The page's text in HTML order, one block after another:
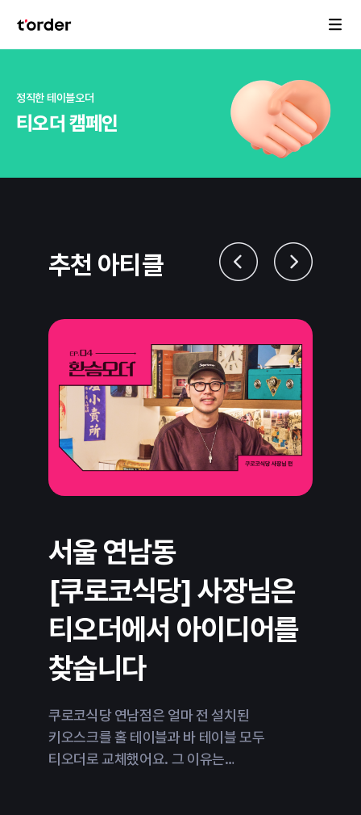
정직한 테이블오더
티오더 캠페인
추천 아티클
서울 연남동
[쿠로코식당] 사장님은
티오더에서 아이디어를
찾습니다
쿠로코식당 연남점은 얼마 전 설치된
키오스크를 홀 테이블과 바 테이블 모두
티오더로 교체했어요. 그 이유는